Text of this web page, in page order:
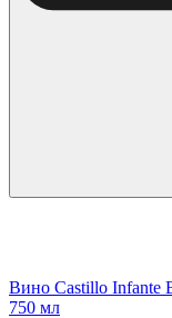
Вино Castillo Infante
750 мл